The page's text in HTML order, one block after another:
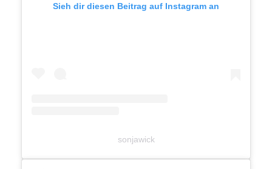
Sieh dir diesen Beitrag auf Instagram an
sonjawick